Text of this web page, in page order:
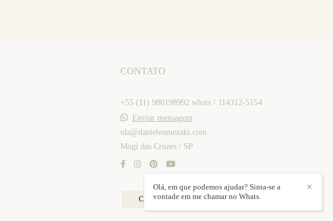
CONTATO
+55 (11) 980198992 whats / 114312-5154
Enviar mensagem
ola@danieleumezaki.com
Mogi das Cruzes / SP
Contato
✕
Olá, em que podemos ajudar? Sinta-se a
vontade em me chamar no Whats.